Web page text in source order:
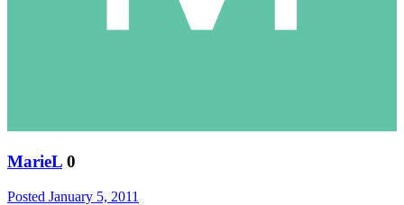
MarieL 0
Posted January 5, 2011